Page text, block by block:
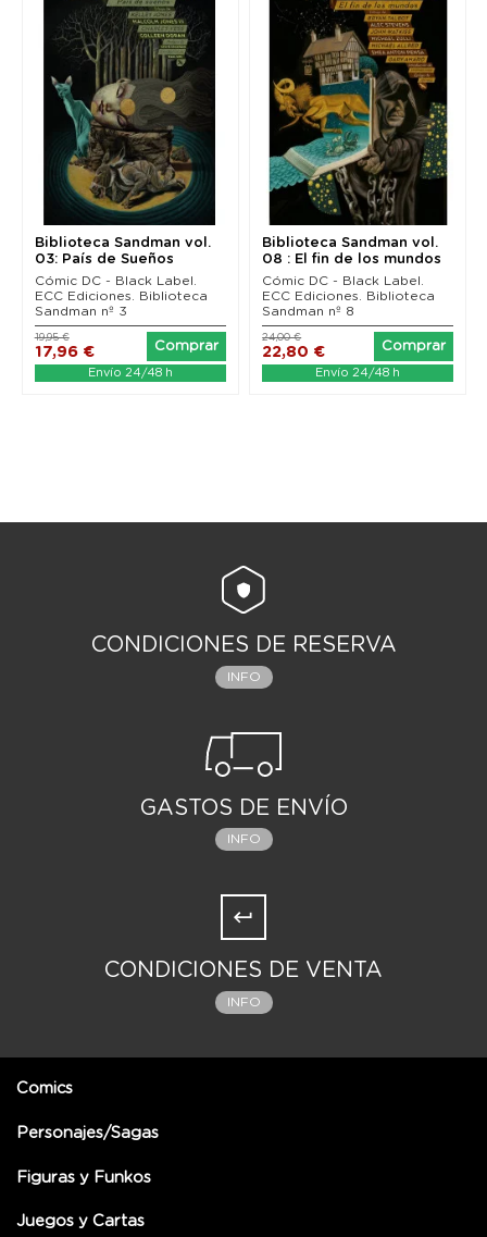
Biblioteca Sandman vol.
03: País de Sueños
(segunda edición)
Cómic DC - Black Label.
ECC Ediciones. Biblioteca
Sandman nº 3
17,96 €
19,95 €
Comprar
Envío 24/48 h
Biblioteca Sandman vol.
08 : El fin de los mundos
(Nueva...
Cómic DC - Black Label.
ECC Ediciones. Biblioteca
Sandman nº 8
22,80 €
24,00 €
Comprar
Envío 24/48 h
CONDICIONES DE RESERVA
INFO
GASTOS DE ENVÍO
INFO
CONDICIONES DE VENTA
INFO
Comics
Personajes/Sagas
Figuras y Funkos
Juegos y Cartas